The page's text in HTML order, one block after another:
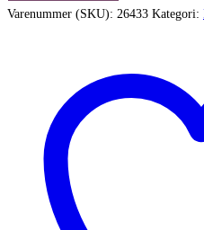
glasstage
Varenummer (SKU): 26433 Kategori: